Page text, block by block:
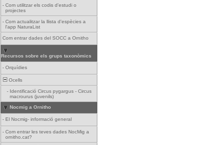
- Com utilitzar els codis d'estudi o
projectes
- Com actualitzar la llista d'espècies a
l'app NaturaList
Com entrar dades del SOCC a Ornitho
Recursos sobre els grups taxonòmics
- Orquídies
Ocells
- Identificació Circus pygargus - Circus
macrourus (juvenils)
Nocmig a Ornitho
- El Nocmig- informació general
- Com entrar les teves dades NocMig a
ornitho.cat?